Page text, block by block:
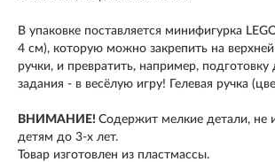
В упаковке поставляется минифигурка
4 см), которую можно закрепить на верхней
ручки, и превратить, например,
задания - в весёлую игру! Гелевая ручка
ВНИМАНИЕ! Содержит мелкие детали, не
детям до 3-х лет.
Товар изготовлен из пластмассы.